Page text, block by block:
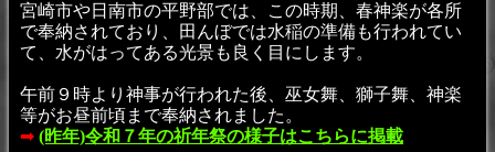
宮崎市や日南市の平野部では、この時期、春神楽が各所
で奉納されており、田んぼでは水稲の準備も行われてい
て、水がはってある光景も良く目にします。
午前９時より神事が行われた後、巫女舞、獅子舞、神楽
等がお昼前頃まで奉納されました。
➡ (昨年)令和７年の祈年祭の様子はこちらに掲載